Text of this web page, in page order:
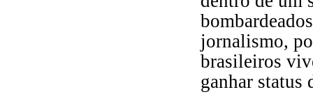
jornalismo,
brasileiros
ganhar status